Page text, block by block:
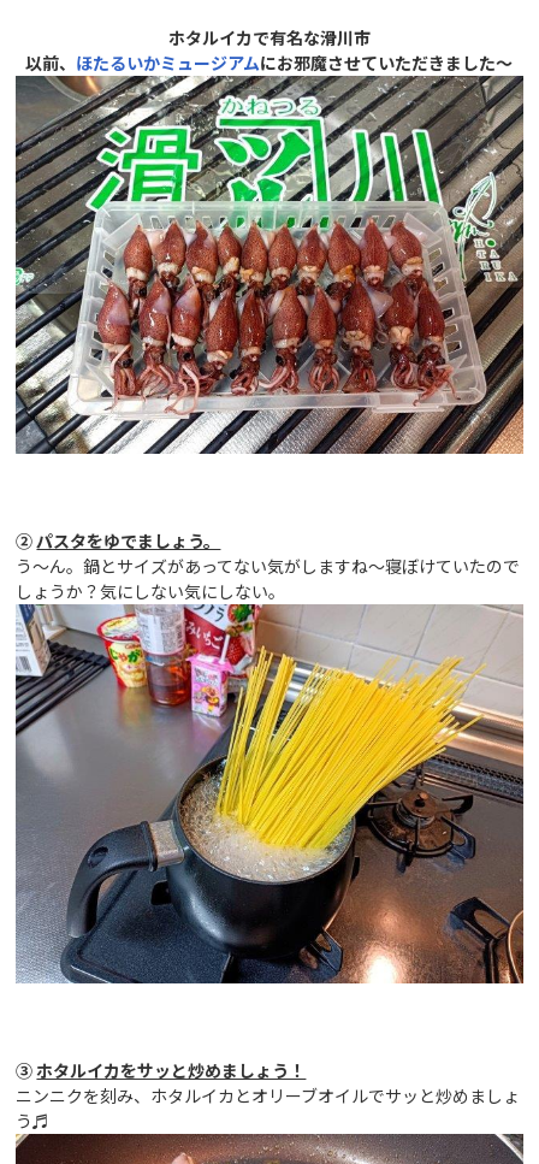
ホタルイカで有名な滑川市
以前、 ほたるいかミュージアムにお邪魔させていただきました～
②パスタをゆでましょう。
う～ん。鍋とサイズがあってない気がしますね～寝ぼけていたので
しょうか？気にしない気にしない。
③ホタルイカをサッと炒めましょう！
ニンニクを刻み、ホタルイカとオリーブオイルでサッと炒めましょ
う♬